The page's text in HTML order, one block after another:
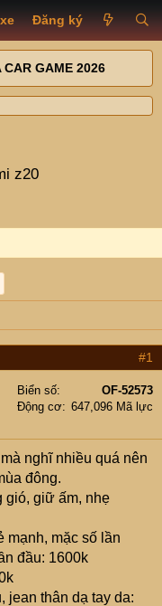
Đăng ký
GAME 2026
z20
#1
Biển số
OF-52573
Động cơ
647,096 Mã lực
nghĩ nhiều quá nên
đông.
gió, giữ ấm, nhẹ
mạnh, mặc số lần
đầu: 1600k
jean thân dạ tay da: